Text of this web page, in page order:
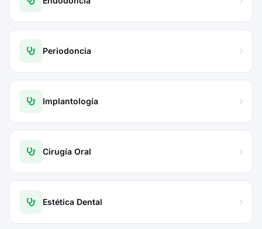
Periodoncia
Implantología
Cirugía Oral
Estética Dental